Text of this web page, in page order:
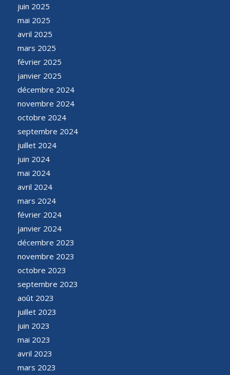
juin 2025
mai 2025
avril 2025
mars 2025
février 2025
janvier 2025
décembre 2024
novembre 2024
octobre 2024
septembre 2024
juillet 2024
juin 2024
mai 2024
avril 2024
mars 2024
février 2024
janvier 2024
décembre 2023
novembre 2023
octobre 2023
septembre 2023
août 2023
juillet 2023
juin 2023
mai 2023
avril 2023
mars 2023